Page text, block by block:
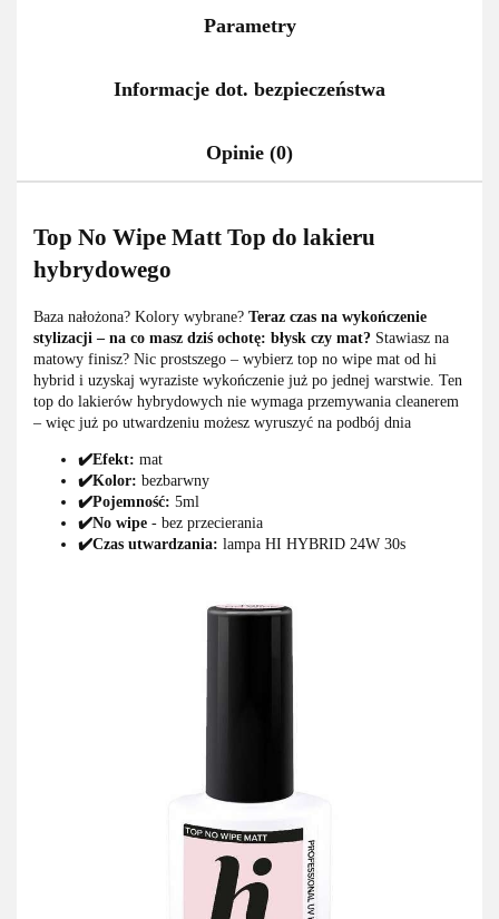
Parametry
Informacje dot. bezpieczeństwa
Opinie (0)
Top No Wipe Matt Top do lakieru
hybrydowego
Baza nałożona? Kolory wybrane? Teraz czas na wykończenie
stylizacji – na co masz dziś ochotę: błysk czy mat? Stawiasz na
matowy finisz? Nic prostszego – wybierz top no wipe mat od hi
hybrid i uzyskaj wyraziste wykończenie już po jednej warstwie. Ten
top do lakierów hybrydowych nie wymaga przemywania cleanerem
– więc już po utwardzeniu możesz wyruszyć na podbój dnia
✔️Efekt: mat
✔️Kolor: bezbarwny
✔️Pojemność: 5ml
✔️No wipe - bez przecierania
✔️Czas utwardzania: lampa HI HYBRID 24W 30s